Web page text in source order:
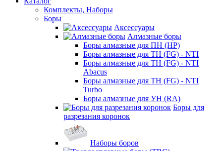
Комплекты, Наборы
Боры
Аксессуары
Алмазные боры
Боры алмазные для ПН (HP)
Боры алмазные для ТН (FG) - NTI
Боры алмазные для ТН (FG) - NTI
Abacus
Боры алмазные для ТН (FG) - NTI
Turbo
Боры алмазные для УН (RA)
Боры для
разрезания коронок
Наборы боров